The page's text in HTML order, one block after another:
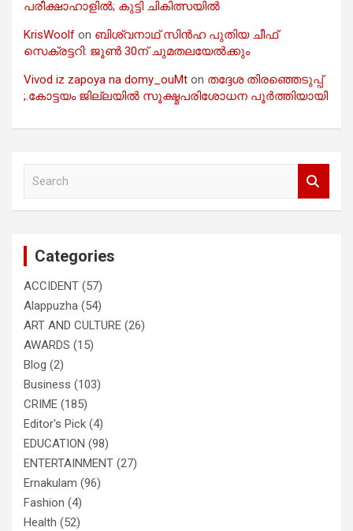
പരീക്ഷാഹാളിൽ; കുട്ടി ചികിത്സയിൽ
KrisWoolf on ബിശ്വനാഥ് സിൻഹ പുതിയ ചീഫ്
സെക്രട്ടറി: ജൂൺ 30ന് ചുമതലയേൽക്കും
Vivod iz zapoya na domy_ouMt on തദ്ദേശ തിരഞ്ഞെടുപ്പ്
;.കോട്ടയം ജില്ലയിൽ സൂക്ഷ്മപരിശോധന പൂർത്തിയായി
Categories
ACCIDENT (57)
Alappuzha (54)
ART AND CULTURE (26)
AWARDS (15)
Blog (2)
Business (103)
CRIME (185)
Editor's Pick (4)
EDUCATION (98)
ENTERTAINMENT (27)
Ernakulam (96)
Fashion (4)
Health (52)